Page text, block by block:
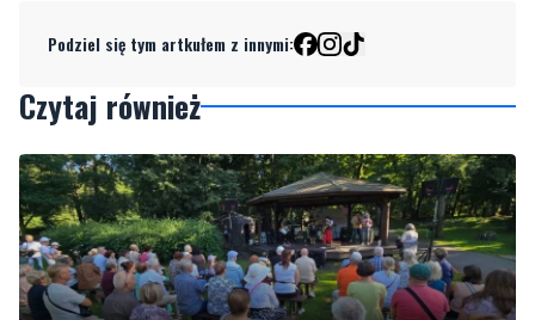
1
Park wypełnił się muzyką. Na scenie wystąpił